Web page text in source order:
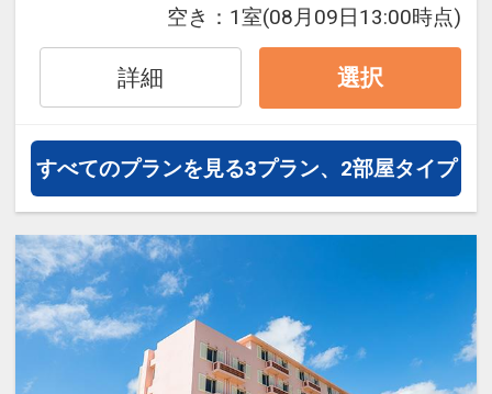
オプションでレンタカーや現地交
通・体験プランなどの追加（同時予
約）が可能なプランもございます。
東洋一と称され宮古島を代表するビ
ーチ「与那覇前浜」まで徒歩3分。
目の前のビーチは人が少ないので、
ゆっくり過ごすことが出来ます。ダ
イビングショップ運営のためマリン
スタッフが通年常駐しマリンメニュ
ーが充実しています。
【アクセス】宮古空港より車で約10
空き： 1室(08月09日13:00時点)
詳細 選択
すべてのプランを見る3プラン、2部屋タイプ